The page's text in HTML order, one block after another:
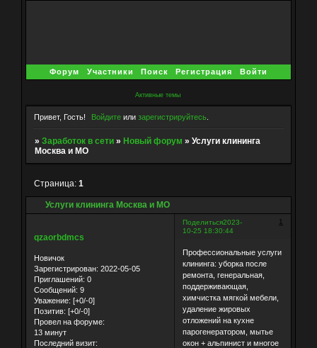
Форум Участники Поиск Регистрация Войти
Активные темы
Привет, Гость! Войдите илизарегистрируйтесь
» Заработок в сети » Новый форум » Услуги клининга
Москва и МО
Услуги клининга Москва и МО
Страница: 1
Поделиться 1
2023-
10-25 18:30:44
qzaorbdmcs
Новичок
Зарегистрирован: 2022-05-05
Приглашений: 0
Сообщений: 9
Уважение: [+0/-0]
Позитив: [+0/-0]
Провел на форуме:
13 минут
Последний визит:
Профессиональные услуги
клининга: уборка после
ремонта, генеральная,
поддерживающая,
химчистка мягкой мебели,
удаление жировых
отложений на кухне
парогенератором, мытье
окон + альпинист и многое